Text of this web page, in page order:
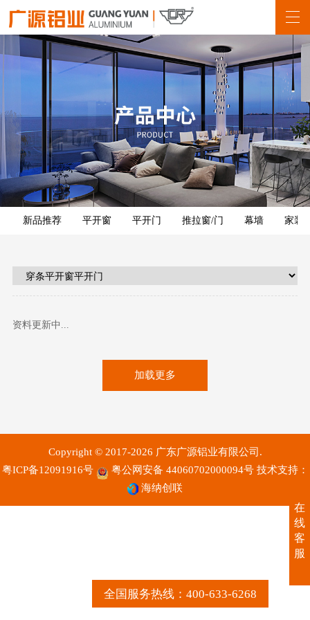
全国服务热线：400-633-6268
新品推荐 平开窗 平开门 推拉窗/门 幕墙 家装
资料更新中...
加载更多
Copyright © 2017-2026 广东广源铝业有限公司.
粤ICP备12091916号
粤公网安备 44060702000094号 技术支持：
海纳创联
在
线
客
服